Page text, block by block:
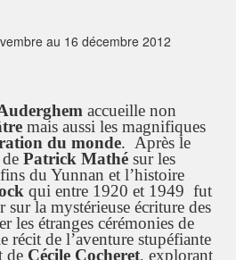
au 16 décembre 2012
accueille non
mais aussi les magnifiques
du monde. Après le
Patrick Mathé sur les
du Yunnan et l’histoire
qui entre 1920 et 1949 fut
sur la mystérieuse écriture des
les étranges cérémonies de
récit de l’aventure stupéfiante
de Cécile Cocheret, explorant